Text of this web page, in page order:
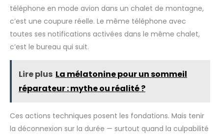
faraday brouilleur telephone portable reste pratique pour
sensibles. 【Utilisation Rapide】 Il suffit de placer vos clés,
cartes ou téléphone dans la pochette faraday puis de
refermer correctement le rabat pour interrompre
immédiatement les signaux. Cette pochette telephone
portable permet de limiter le tracking GPS, les connexions
partout où vous allez. 【Usage Quotidien】Cette pochette
bureau, en voyage ou dans les transports. Compatible avec
renforcer votre confidentialité. Ce sachet faraday pour bip
aide également à mieux protéger les appareils contre les
scans non autorisés et les ondes externes.
téléphone en mode avion dans un chalet de montagne,
c’est une coupure réelle. Le même téléphone avec
toutes ses notifications activées dans le même chalet,
c’est le bureau qui suit.
Lire plus La mélatonine pour un sommeil
réparateur : mythe ou réalité ?
Ces actions techniques posent les fondations. Mais tenir
la déconnexion sur la durée — surtout quand la culpabilité